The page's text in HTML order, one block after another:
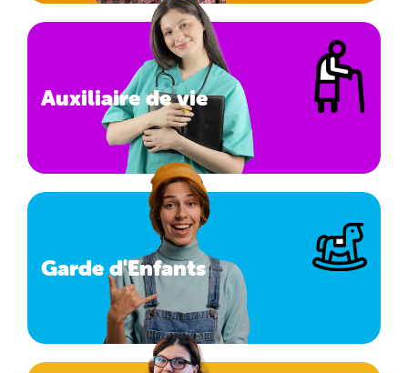
Auxiliaire de vie
Garde d'Enfants